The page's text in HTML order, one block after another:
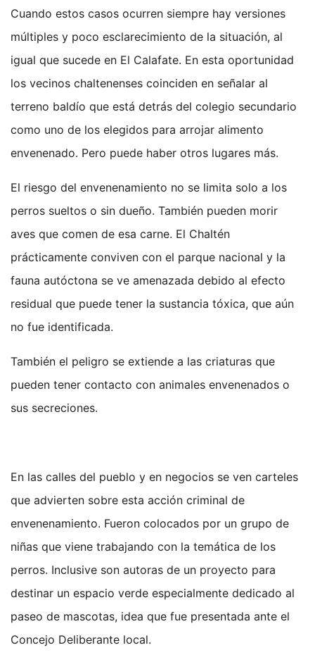
Cuando estos casos ocurren siempre hay versiones
múltiples y poco esclarecimiento de la situación, al
igual que sucede en El Calafate. En esta oportunidad
los vecinos chaltenenses coinciden en señalar al
terreno baldío que está detrás del colegio secundario
como uno de los elegidos para arrojar alimento
envenenado. Pero puede haber otros lugares más.
El riesgo del envenenamiento no se limita solo a los
perros sueltos o sin dueño. También pueden morir
aves que comen de esa carne. El Chaltén
prácticamente conviven con el parque nacional y la
fauna autóctona se ve amenazada debido al efecto
residual que puede tener la sustancia tóxica, que aún
no fue identificada.
También el peligro se extiende a las criaturas que
pueden tener contacto con animales envenenados o
sus secreciones.
En las calles del pueblo y en negocios se ven carteles
que advierten sobre esta acción criminal de
envenenamiento. Fueron colocados por un grupo de
niñas que viene trabajando con la temática de los
perros. Inclusive son autoras de un proyecto para
destinar un espacio verde especialmente dedicado al
paseo de mascotas, idea que fue presentada ante el
Concejo Deliberante local.